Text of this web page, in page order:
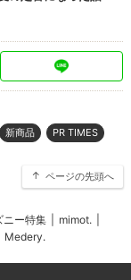
新商品 PR TIMES
ページの先頭へ
ニー特集 mimot.
Medery.